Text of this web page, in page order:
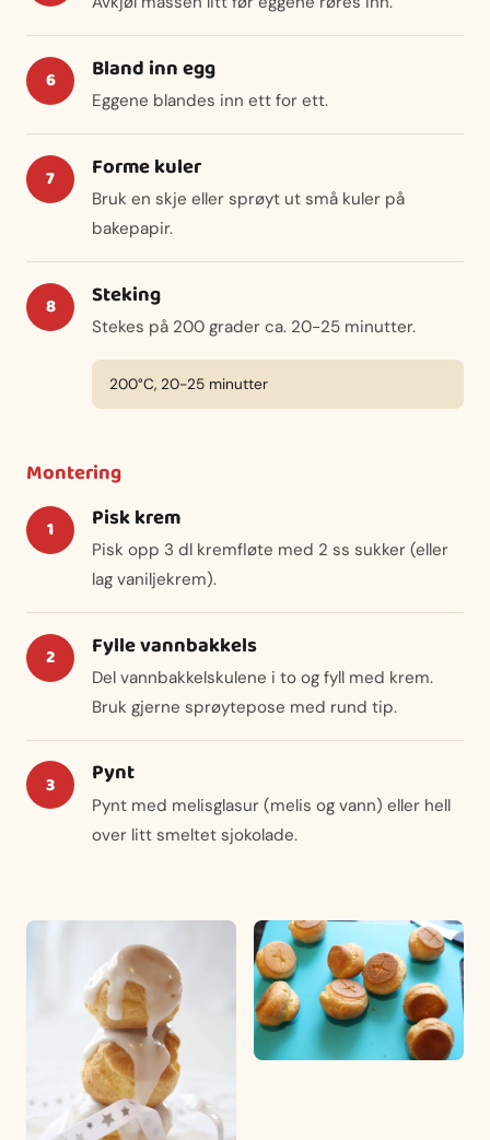
Bland inn egg
Eggene blandes inn ett for ett.
Forme kuler
Bruk en skje eller sprøyt ut små kuler på
bakepapir.
Steking
Stekes på 200 grader ca. 20-25 minutter.
200°C, 20-25 minutter
Montering
Pisk krem
Pisk opp 3 dl kremfløte med 2 ss sukker (eller
lag vaniljekrem).
Fylle vannbakkels
Del vannbakkelskulene i to og fyll med krem.
Bruk gjerne sprøytepose med rund tip.
Pynt
Pynt med melisglasur (melis og vann) eller hell
over litt smeltet sjokolade.